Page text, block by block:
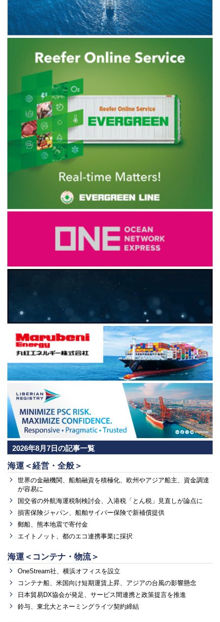
2026年8月7日の記事一覧
海運＜経営・全般＞
世界の金融機関、船舶融資を積極化、欧州やアジア船主、資金調達
が容易に
国交省の外航海運税制検討会、入港税「とん税」見直しが論点に
損害保険ジャパン、船舶サイバー保険で新補償提供
郵船、熊本地震で寄付金
エイトノット、都のエコ連携事業に採択
海運＜コンテナ・物流＞
OneStream社、横浜オフィスを設立
コンテナ船、米国向け短期運賃上昇、アジアの台風の影響懸念
日本貿易DX協会が発足、サービス間連携と政策提言を推進
鈴与、東北大とネーミングライツ契約締結